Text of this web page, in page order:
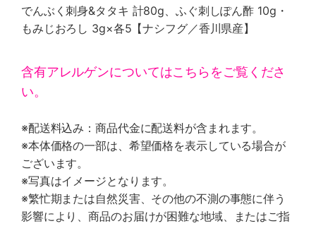
でんぶく刺身&タタキ 計80g、ふぐ刺しぽん酢 10g・
もみじおろし 3g×各5【ナシフグ／香川県産】
含有アレルゲンについてはこちらをご覧くださ
い。
※配送料込み：商品代金に配送料が含まれます。
※本体価格の一部は、希望価格を表示している場合が
ございます。
※写真はイメージとなります。
※繁忙期または自然災害、その他の不測の事態に伴う
影響により、商品のお届けが困難な地域、またはご指